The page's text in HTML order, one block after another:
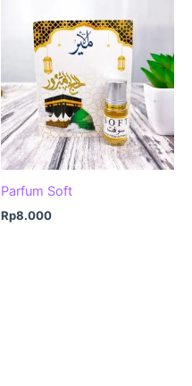
Parfum Soft
Rp8.000